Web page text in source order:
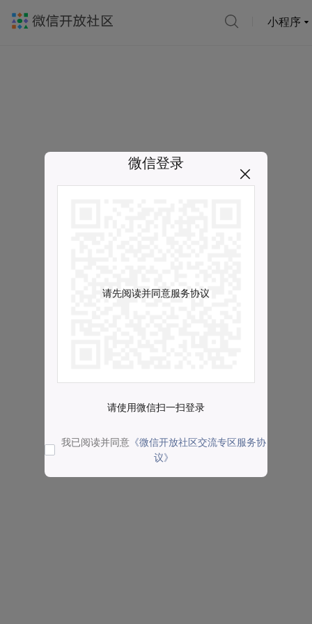
小程序
微信登录
请先阅读并同意服务协议
请使用微信扫一扫登录
我已阅读并同意 《微信开放社区交流专区服务协
议》